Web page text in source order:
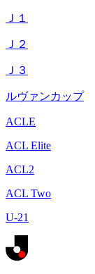
Ｊ１
Ｊ２
Ｊ３
ルヴァンカップ
ACLE
ACL Elite
ACL2
ACL Two
U-21